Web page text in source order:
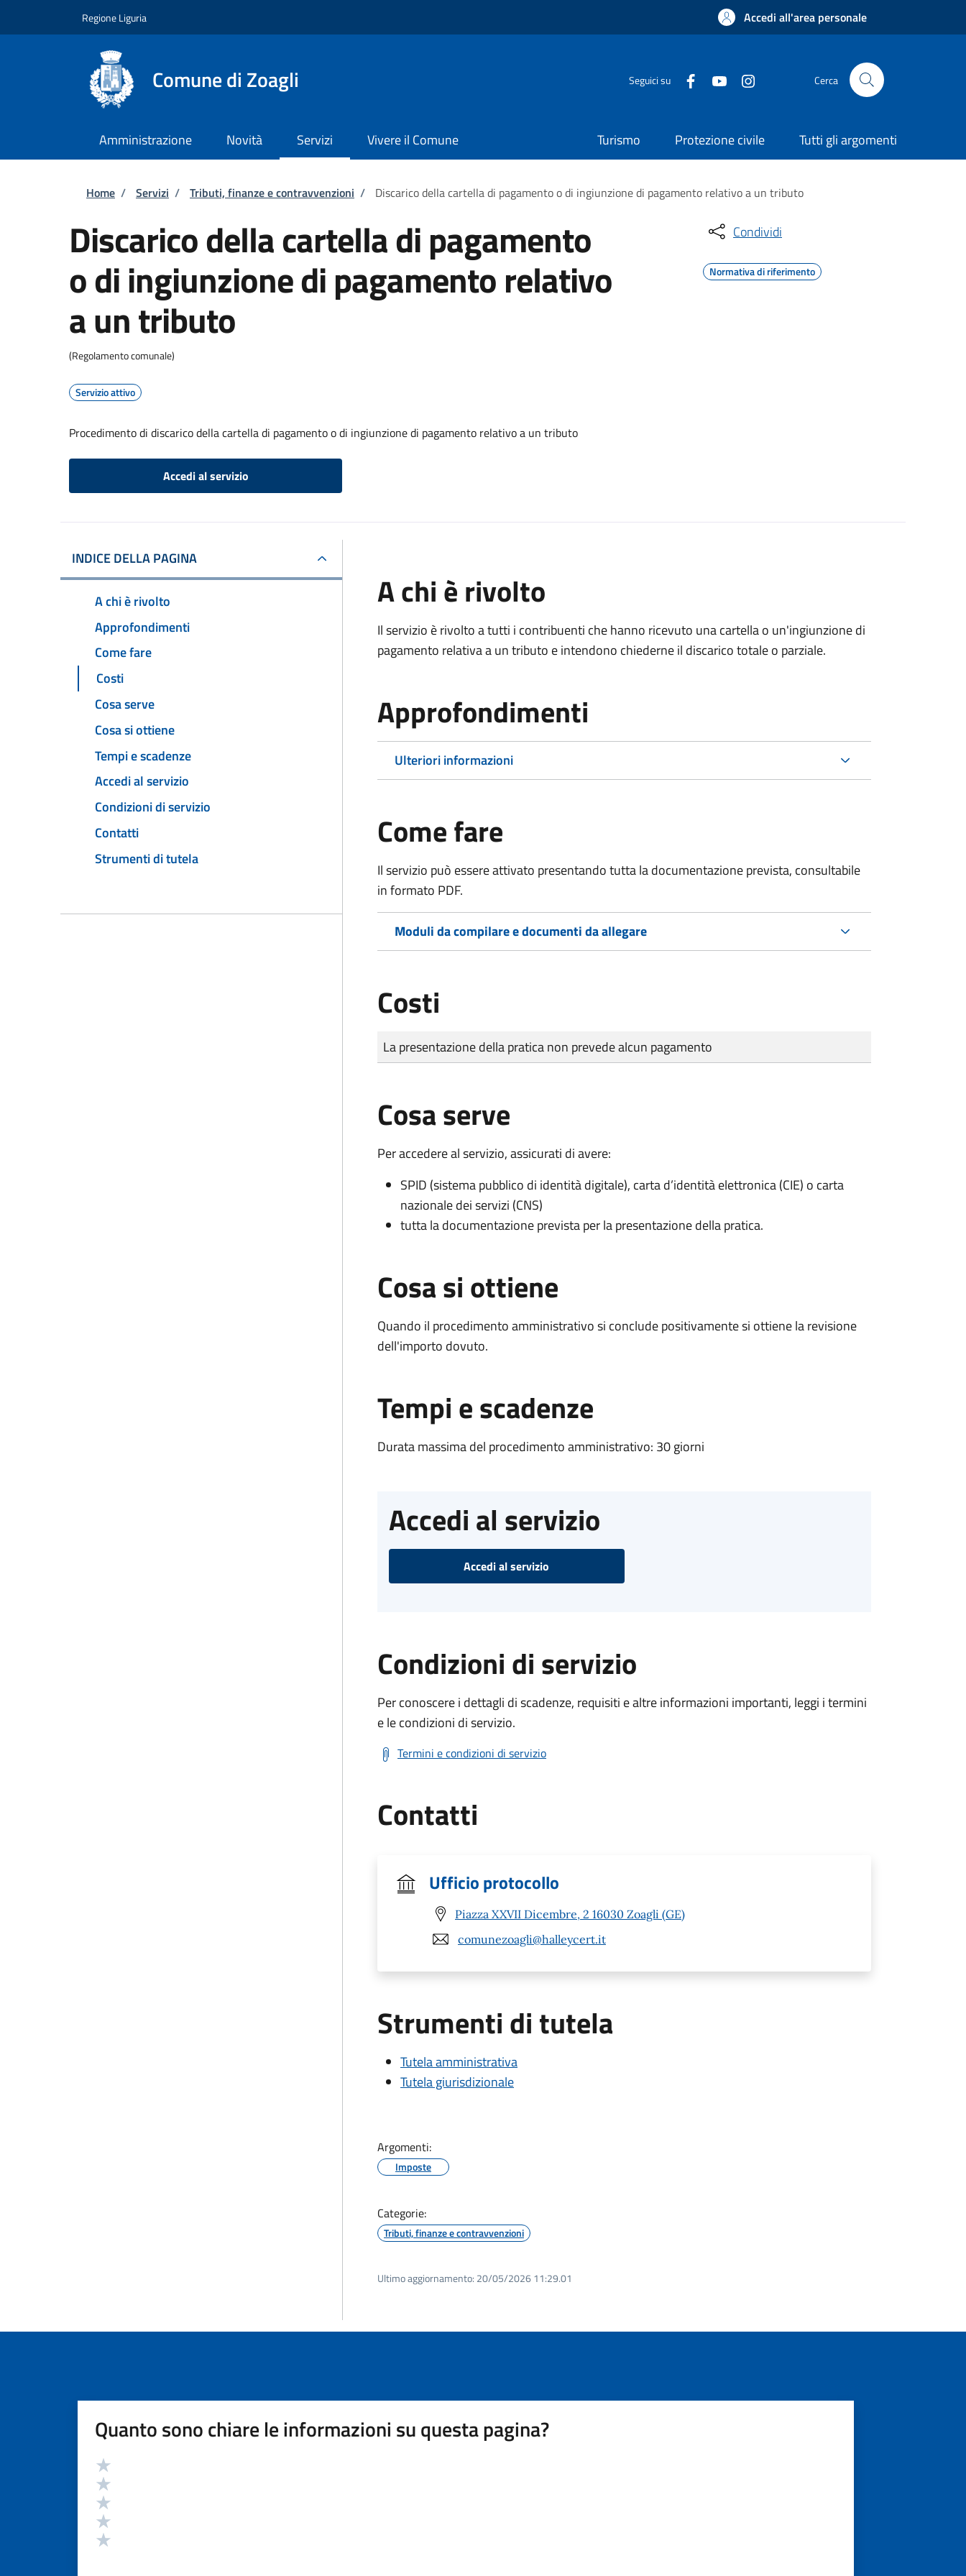
Regione Liguria Accedi all'area personale
Comune di Zoagli Seguici su Cerca
Amministrazione Novità Servizi Vivere il Comune Turismo Protezione civile Tutti gli argomenti
Briciole di pane
Home / Servizi / Tributi, finanze e contravvenzioni / Discarico della cartella di pagamento o di ingiunzione di pagamento relativo a un tributo
Discarico della cartella di pagamento
o di ingiunzione di pagamento relativo
a un tributo
(Regolamento comunale)
Servizio attivo
Procedimento di discarico della cartella di pagamento o di ingiunzione di pagamento relativo a un tributo
Accedi al servizio
Condividi
Normativa di riferimento
INDICE DELLA PAGINA
A chi è rivolto
Approfondimenti
Come fare
Costi
Cosa serve
Cosa si ottiene
Tempi e scadenze
Accedi al servizio
Condizioni di servizio
Contatti
Strumenti di tutela
A chi è rivolto
Il servizio è rivolto a tutti i contribuenti che hanno ricevuto una cartella o un'ingiunzione di
pagamento relativa a un tributo e intendono chiederne il discarico totale o parziale.
Approfondimenti
Ulteriori informazioni
Come fare
Il servizio può essere attivato presentando tutta la documentazione prevista, consultabile
in formato PDF.
Moduli da compilare e documenti da allegare
Costi
Tipo di pagamento
Importo
La presentazione della pratica non prevede alcun pagamento
Cosa serve
Per accedere al servizio, assicurati di avere:
SPID (sistema pubblico di identità digitale), carta d’identità elettronica (CIE) o carta
nazionale dei servizi (CNS)
tutta la documentazione prevista per la presentazione della pratica.
Cosa si ottiene
Quando il procedimento amministrativo si conclude positivamente si ottiene la revisione
dell'importo dovuto.
Tempi e scadenze
Durata massima del procedimento amministrativo: 30 giorni
Accedi al servizio
Accedi al servizio
Condizioni di servizio
Per conoscere i dettagli di scadenze, requisiti e altre informazioni importanti, leggi i termini
e le condizioni di servizio.
Termini e condizioni di servizio
Contatti
Ufficio protocollo
Piazza XXVII Dicembre, 2 16030 Zoagli (GE)
comunezoagli@halleycert.it
Strumenti di tutela
Tutela amministrativa
Tutela giurisdizionale
Argomenti:
Imposte
Categorie:
Tributi, finanze e contravvenzioni
Ultimo aggiornamento: 20/05/2026 11:29.01
Quanto sono chiare le informazioni su questa pagina?
Valutazione